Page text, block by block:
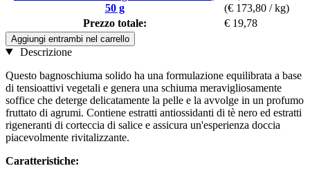
50 g
(€ 173,80 / kg)
Prezzo totale:
€ 19,78
Aggiungi entrambi nel carrello
Descrizione
Questo bagnoschiuma solido ha una formulazione equilibrata a base
di tensioattivi vegetali e genera una schiuma meravigliosamente
soffice che deterge delicatamente la pelle e la avvolge in un profumo
fruttato di agrumi. Contiene estratti antiossidanti di tè nero ed estratti
rigeneranti di corteccia di salice e assicura un'esperienza doccia
piacevolmente rivitalizzante.
Caratteristiche: